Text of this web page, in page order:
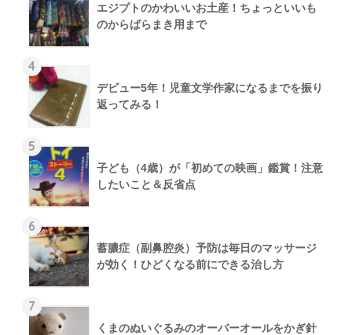
エジプトのかわいいお土産！ちょっといいも
のからばらまき用まで
4
デビュー5年！児童文学作家になるまでを振り
返ってみる！
5
子ども（4歳）が「初めての映画」鑑賞！注意
したいこと＆反省点
6
蓄膿症（副鼻腔炎）予防は毎日のマッサージ
が効く！ひどくなる前にできる治し方
7
くまのぬいぐるみのオーバーオールをかぎ針